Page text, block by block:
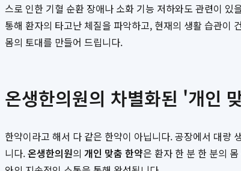
스로 인한 기혈 순환 장애나 소화 기능 저하와도 관련이
통해 환자의 타고난 체질을 파악하고, 현재의 생활 습관이
몸의 토대를 만들어 드립니다.
온생한의원의 차별화된 '개인
한약이라고 해서 다 같은 한약이 아닙니다. 공장에서 대량
니다.온생한의원의 개인 맞춤 한약은 환자 한 분 한 분의